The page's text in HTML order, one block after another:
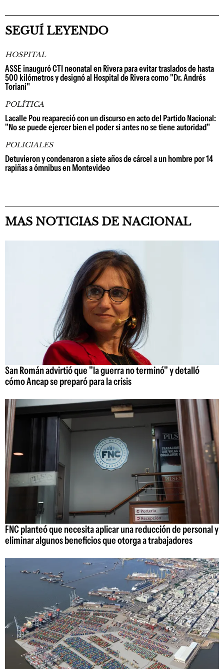
SEGUÍ LEYENDO
HOSPITAL
ASSE inauguró CTI neonatal en Rivera para evitar traslados de hasta
500 kilómetros y designó al Hospital de Rivera como "Dr. Andrés
Toriani"
POLÍTICA
Lacalle Pou reapareció con un discurso en acto del Partido Nacional:
"No se puede ejercer bien el poder si antes no se tiene autoridad"
POLICIALES
Detuvieron y condenaron a siete años de cárcel a un hombre por 14
rapiñas a ómnibus en Montevideo
MAS NOTICIAS DE NACIONAL
San Román advirtió que "la guerra no terminó" y detalló
cómo Ancap se preparó para la crisis
FNC planteó que necesita aplicar una reducción de personal y
eliminar algunos beneficios que otorga a trabajadores